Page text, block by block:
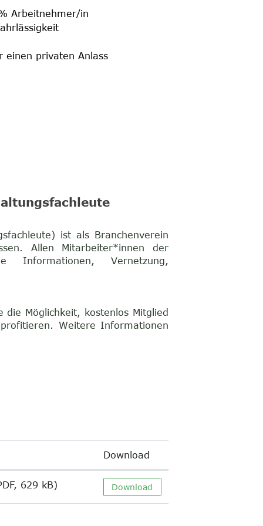
Arbeitnehmer/in
einen privaten Anlass
ist als Branchenverein
Allen Mitarbeiter*innen der
Informationen, Vernetzung,
Möglichkeit, kostenlos Mitglied
Weitere Informationen
Download
629 kB) Download